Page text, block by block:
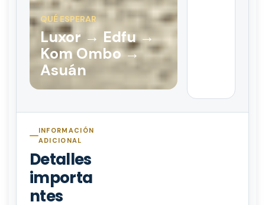
QUÉ ESPERAR
Luxor → Edfu →
Kom Ombo →
Asuán
INFORMACIÓN
ADICIONAL
Detalles
importa
ntes